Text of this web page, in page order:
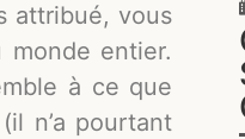
attribué, vous
entier.
à ce que
n’a pourtant